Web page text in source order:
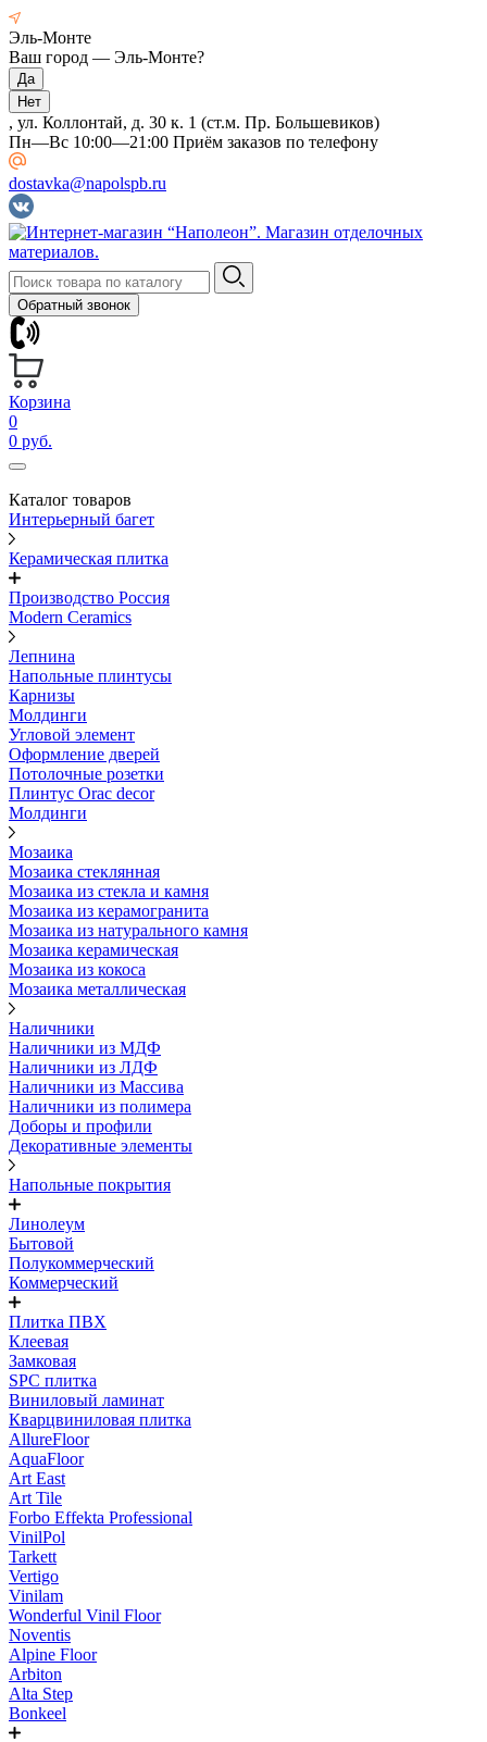
Эль-Монте
Ваш город — Эль-Монте?
, ул. Коллонтай, д. 30 к. 1 (ст.м. Пр. Большевиков)
Пн—Вс 10:00—21:00 Приём заказов по телефону
dostavka@napolspb.ru
Обратный звонок
Корзина
0
0 руб.
Каталог товаров
Интерьерный багет
Керамическая плитка
Производство Россия
Modern Ceramics
Лепнина
Напольные плинтусы
Карнизы
Молдинги
Угловой элемент
Оформление дверей
Потолочные розетки
Плинтус Orac decor
Молдинги
Мозаика
Мозаика стеклянная
Мозаика из стекла и камня
Мозаика из керамогранита
Мозаика из натурального камня
Мозаика керамическая
Мозаика из кокоса
Мозаика металлическая
Наличники
Наличники из МДФ
Наличники из ЛДФ
Наличники из Массива
Наличники из полимера
Доборы и профили
Декоративные элементы
Напольные покрытия
Линолеум
Бытовой
Полукоммерческий
Коммерческий
Плитка ПВХ
Клеевая
Замковая
SPC плитка
Виниловый ламинат
Кварцвиниловая плитка
AllureFloor
AquaFloor
Art East
Art Tile
Forbo Effekta Professional
VinilPol
Tarkett
Vertigo
Vinilam
Wonderful Vinil Floor
Noventis
Alpine Floor
Arbiton
Alta Step
Bonkeel